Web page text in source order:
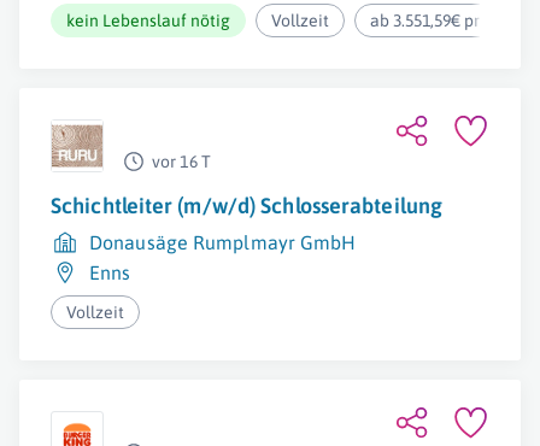
kein Lebenslauf nötig Vollzeit ab 3.551,59€ pro
vor 16 T
Schichtleiter (m/w/d) Schlosserabteilung
Donausäge Rumplmayr GmbH
Enns
Vollzeit